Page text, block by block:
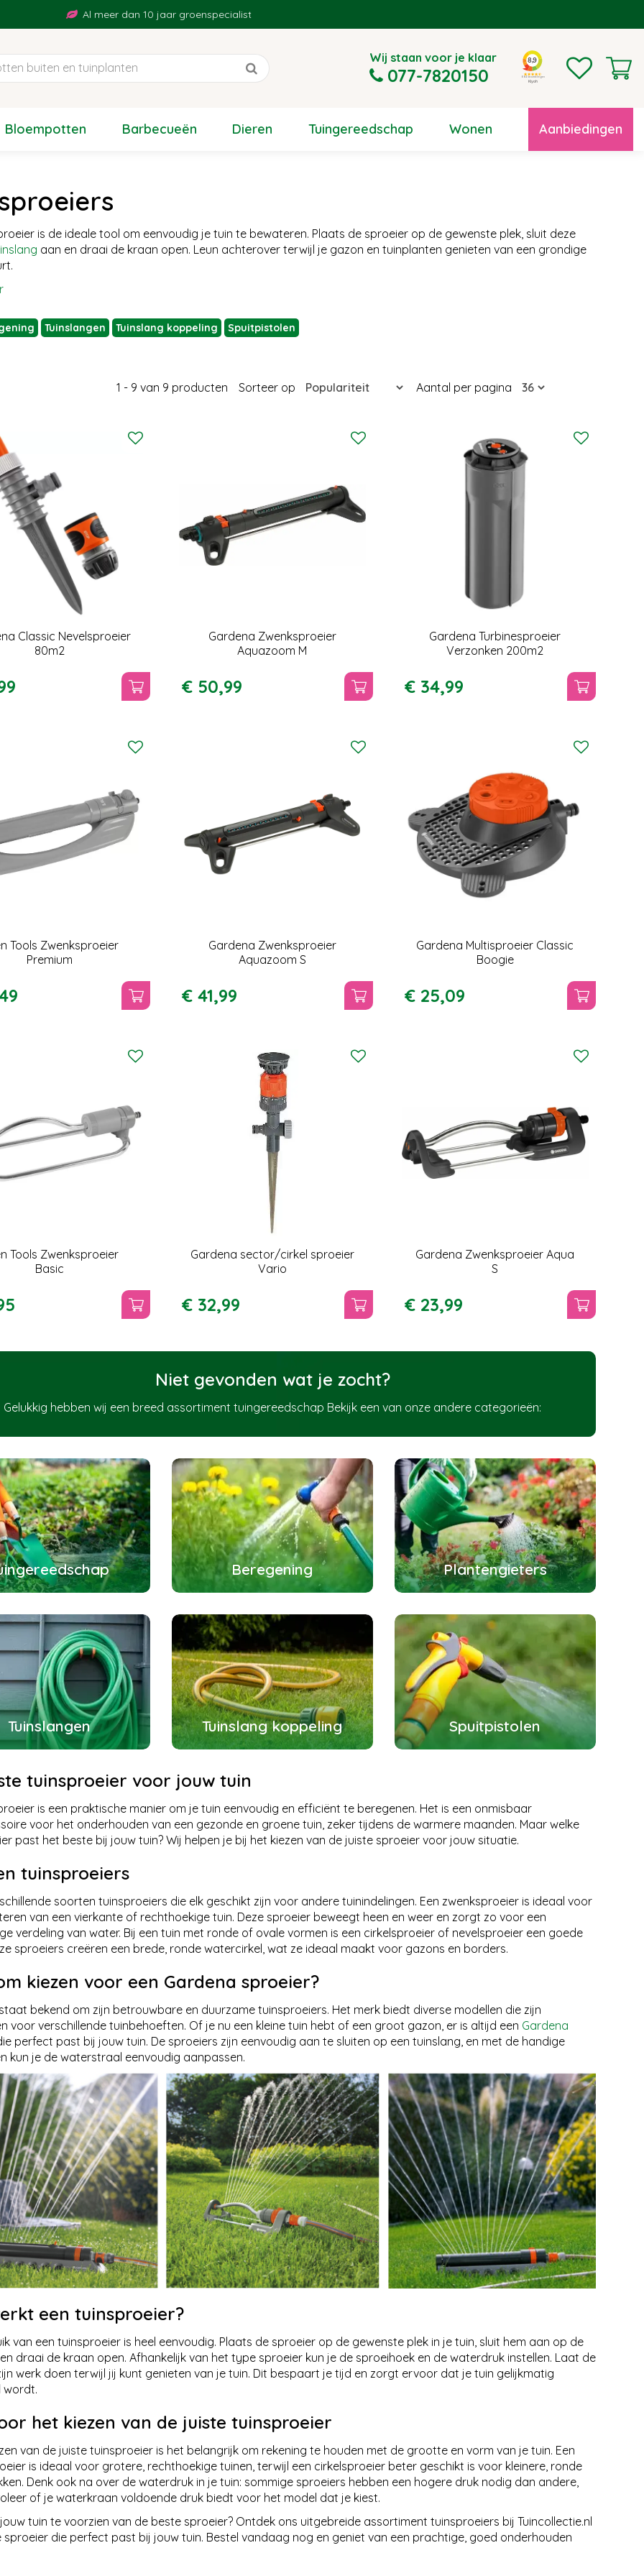
Al meer dan 10 jaar groenspecialist
Wij staan voor je klaar
077-7820150
Bloempotten Barbecueën Dieren Tuingereedschap Wonen Aanbiedingen
is de ideale tool om eenvoudig je tuin te bewateren. Plaats de sproeier op de gewenste plek, sluit deze
aan en draai de kraan open. Leun achterover terwijl je gazon en tuinplanten genieten van een grondige
Tuinslangen Tuinslang koppeling Spuitpistolen
1 - 9 van 9 producten Aantal per pagina
Sorteer op
Classic Nevelsproeier
80m2
Gardena Zwenksproeier
Aquazoom M
€ 50,99
Gardena Turbinesproeier
Verzonken 200m2
€ 34,99
Tools Zwenksproeier
Premium
Gardena Zwenksproeier
Aquazoom S
€ 41,99
Gardena Multisproeier Classic
Boogie
€ 25,09
Tools Zwenksproeier
Basic
Gardena sector/cirkel sproeier
Vario
€ 32,99
Gardena Zwenksproeier Aqua
S
€ 23,99
Niet gevonden wat je zocht?
Gelukkig hebben wij een breed assortiment tuingereedschap Bekijk een van onze andere categorieën:
Beregening Plantengieters
Tuinslangen Tuinslang koppeling Spuitpistolen
tuinsproeier voor jouw tuin
is een praktische manier om je tuin eenvoudig en efficiënt te beregenen. Het is een onmisbaar
voor het onderhouden van een gezonde en groene tuin, zeker tijdens de warmere maanden. Maar welke
past het beste bij jouw tuin? Wij helpen je bij het kiezen van de juiste sproeier voor jouw situatie.
tuinsproeiers
soorten tuinsproeiers die elk geschikt zijn voor andere tuinindelingen. Een zwenksproeier is ideaal voor
van een vierkante of rechthoekige tuin. Deze sproeier beweegt heen en weer en zorgt zo voor een
verdeling van water. Bij een tuin met ronde of ovale vormen is een cirkelsproeier of nevelsproeier een goede
sproeiers creëren een brede, ronde watercirkel, wat ze ideaal maakt voor gazons en borders.
kiezen voor een Gardena sproeier?
bekend om zijn betrouwbare en duurzame tuinsproeiers. Het merk biedt diverse modellen die zijn
voor verschillende tuinbehoeften. Of je nu een kleine tuin hebt of een groot gazon, er is altijd een Gardena
perfect past bij jouw tuin. De sproeiers zijn eenvoudig aan te sluiten op een tuinslang, en met de handige
kun je de waterstraal eenvoudig aanpassen.
een tuinsproeier?
van een tuinsproeier is heel eenvoudig. Plaats de sproeier op de gewenste plek in je tuin, sluit hem aan op de
en draai de kraan open. Afhankelijk van het type sproeier kun je de sproeihoek en de waterdruk instellen. Laat de
werk doen terwijl jij kunt genieten van je tuin. Dit bespaart je tijd en zorgt ervoor dat je tuin gelijkmatig
wordt.
het kiezen van de juiste tuinsproeier
van de juiste tuinsproeier is het belangrijk om rekening te houden met de grootte en vorm van je tuin. Een
is ideaal voor grotere, rechthoekige tuinen, terwijl een cirkelsproeier beter geschikt is voor kleinere, ronde
Denk ook na over de waterdruk in je tuin: sommige sproeiers hebben een hogere druk nodig dan andere,
of je waterkraan voldoende druk biedt voor het model dat je kiest.
tuin te voorzien van de beste sproeier? Ontdek ons uitgebreide assortiment tuinsproeiers bij Tuincollectie.nl
sproeier die perfect past bij jouw tuin. Bestel vandaag nog en geniet van een prachtige, goed onderhouden